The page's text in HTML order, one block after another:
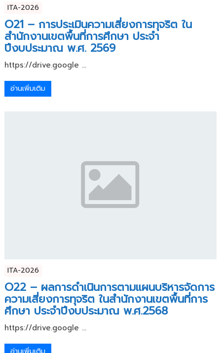
ITA-2026
O21 – การประเมินความเสี่ยงการทุจริต ใน
สำนักงานเขตพื้นที่การศึกษา ประจำ
ปีงบประมาณ พ.ศ. 2569
https://drive.google ...
อ่านเพิ่มเติม
ITA-2026
O22 – ผลการดำเนินการตามแผนบริหารจัดการ
ความเสี่ยงการทุจริต ในสำนักงานเขตพื้นที่การ
ศึกษา ประจำปีงบประมาณ พ.ศ.2568
https://drive.google ...